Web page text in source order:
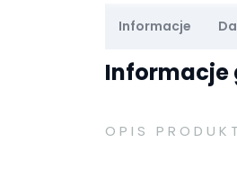
Informacje
Informacje
OPIS